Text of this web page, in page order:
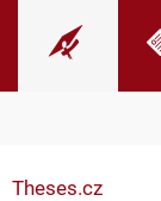
Theses.cz